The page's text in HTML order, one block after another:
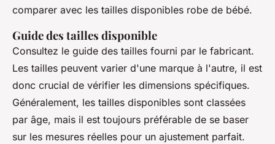
comparer avec les tailles disponibles robe de bébé.
Guide des tailles disponible
Consultez le guide des tailles fourni par le fabricant.
Les tailles peuvent varier d'une marque à l'autre, il est
donc crucial de vérifier les dimensions spécifiques.
Généralement, les tailles disponibles sont classées
par âge, mais il est toujours préférable de se baser
sur les mesures réelles pour un ajustement parfait.